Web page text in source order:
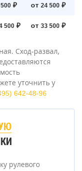
₽ от 24 500 ₽
500 ₽ от 33 500 ₽
Сход-развал,
уточнить у
642-48-96
рулевого